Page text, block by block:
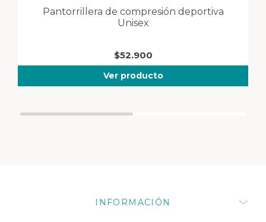
Pantorrillera de compresión deportiva
Unisex
$52.900
Ver producto
INFORMACIÓN